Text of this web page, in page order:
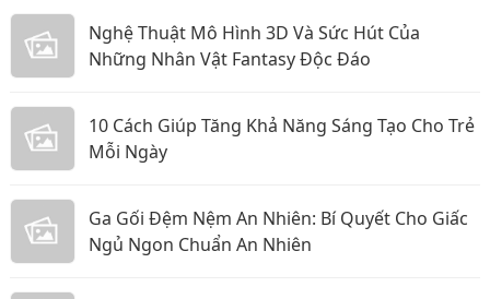
Nghệ Thuật Mô Hình 3D Và Sức Hút Của
Những Nhân Vật Fantasy Độc Đáo
10 Cách Giúp Tăng Khả Năng Sáng Tạo Cho Trẻ
Mỗi Ngày
Ga Gối Đệm Nệm An Nhiên: Bí Quyết Cho Giấc
Ngủ Ngon Chuẩn An Nhiên